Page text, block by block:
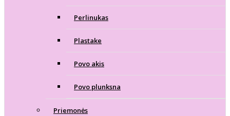
Perlinukas
Plastake
Povo akis
Povo plunksna
Priemonės